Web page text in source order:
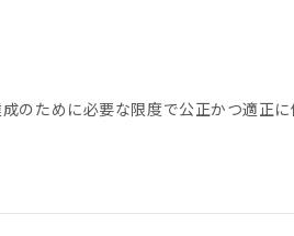
のために必要な限度で公正かつ適